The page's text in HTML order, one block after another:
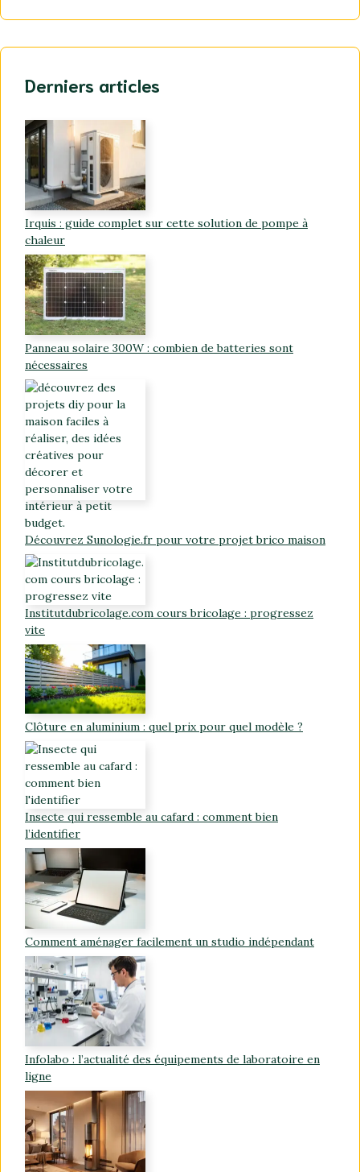
Derniers articles
Irquis : guide complet sur cette solution de pompe à
chaleur
Panneau solaire 300W : combien de batteries sont
nécessaires
Découvrez Sunologie.fr pour votre projet brico maison
Institutdubricolage.com cours bricolage : progressez
vite
Clôture en aluminium : quel prix pour quel modèle ?
Insecte qui ressemble au cafard : comment bien
l’identifier
Comment aménager facilement un studio indépendant
Infolabo : l’actualité des équipements de laboratoire en
ligne